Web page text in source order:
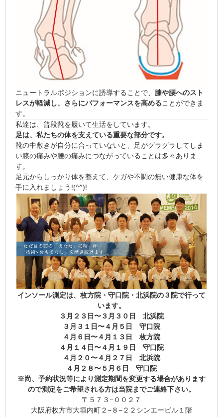
ニュートラルポジションに誘導することで、 膝や腰へのスト
レスが軽減し、さらにパフォーマンスを高めることができま
す。
私達は、普段靴を履いて生活をしています。
足は、私たちの体を支えている重要な部分です。
靴の中敷きが自分に合っていないと、足がグラグラしてしま
い膝の痛みや腰の痛みにつながっていることは多々ありま
す。
足元からしっかり体を整えて、ケガや不調の無い健康な体を
手に入れましょう!(^^)!
インソール測定は、枚方院・守口院・北浜院の３院で行って
います。
３月２３日〜３月３０日 北浜院
３月３１日〜４月５日 守口院
４月６日〜４月１３日 枚方院
４月１４日〜４月１９日 守口院
４月２０〜４月２７日 北浜院
４月２８〜５月６日 守口院
※尚、予約状況等により測定期間を変更する場合があります
ので測定をご希望される方は当院までご連絡下さい。
〒５７３−００２７
大阪府枚方市大垣内町２−８−２２シンエービル１階